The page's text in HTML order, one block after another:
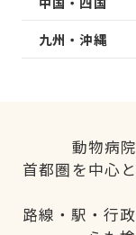
九州・沖縄
動物病
首都圏を中心
路線・駅・行